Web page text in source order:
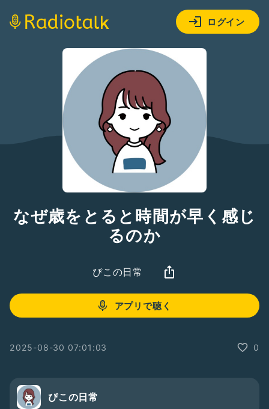
ログイン
なぜ歳をとると時間が早く感じ
るのか
ぴこの日常
アプリで聴く
2025-08-30 07:01:03 0
ぴこの日常